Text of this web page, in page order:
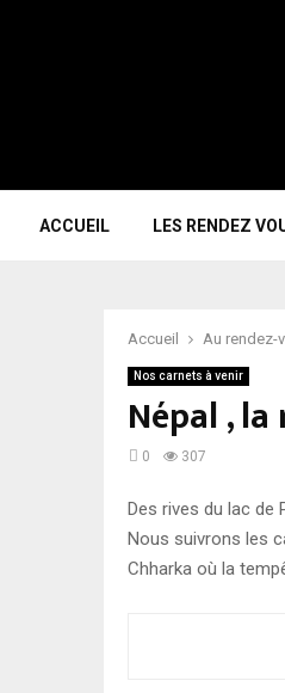
ACCUEIL LES RENDEZ
Accueil Au rendez-
Nos carnets à venir
Népal ,
0 307
Des rives du lac de
Nous suivrons les
Chharka où la